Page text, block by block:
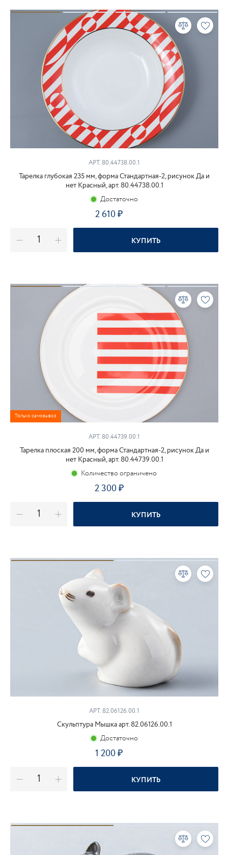
АРТ. 80.44738.00.1
Тарелка глубокая 235 мм, форма Стандартная-2, рисунок Да и
нет Красный, арт. 80.44738.00.1
Достаточно
2 610₽
КУПИТЬ
Только самовывоз
АРТ. 80.44739.00.1
Тарелка плоская 200 мм, форма Стандартная-2, рисунок Да и
нет Красный, арт. 80.44739.00.1
Количество ограничено
2 300₽
КУПИТЬ
АРТ. 82.06126.00.1
Скульптура Мышка арт. 82.06126.00.1
Достаточно
1 200₽
КУПИТЬ